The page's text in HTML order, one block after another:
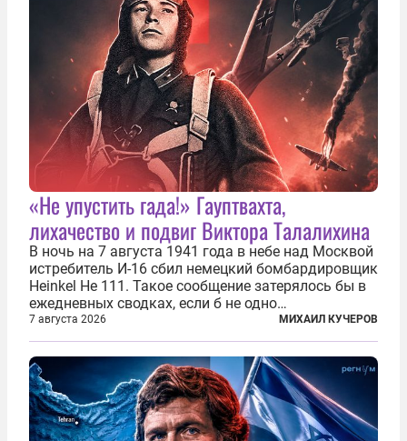
«Не упустить гада!» Гауптвахта,
лихачество и подвиг Виктора Талалихина
В ночь на 7 августа 1941 года в небе над Москвой
истребитель И-16 сбил немецкий бомбардировщик
Heinkel He 111. Такое сообщение затерялось бы в
ежедневных сводках, если б не одно
обстоятельство. Это был один из первых в
истории отечественной авиации ночных таранов.
У пилота — младшего лейтенанта...
7 августа 2026 МИХАИЛ КУЧЕРОВ